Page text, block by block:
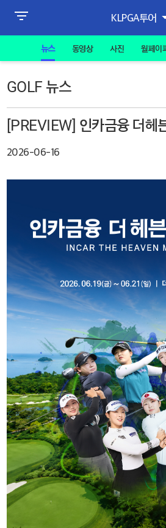
KLPGA투어
뉴스 동영상 사진 월페이
GOLF 뉴스
[PREVIEW] 인카금융 더헤
2026-06-16